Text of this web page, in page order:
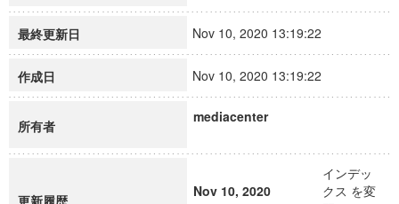
最終更新日 Nov 10, 2020 13:19:22
作成日 Nov 10, 2020 13:19:22
所有者
mediacenter
更新履歴
Nov 10, 2020
インデッ
クス を変